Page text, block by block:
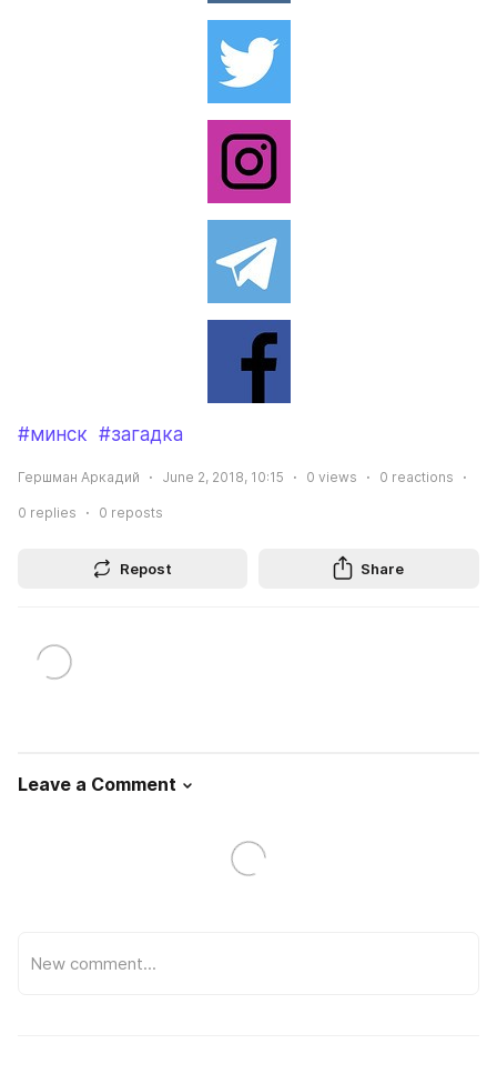
#минск #загадка
Гершман Аркадий June 2, 2018, 10:15 0 views 0 reactions
0 replies 0 reposts
Repost Share
Leave a Comment